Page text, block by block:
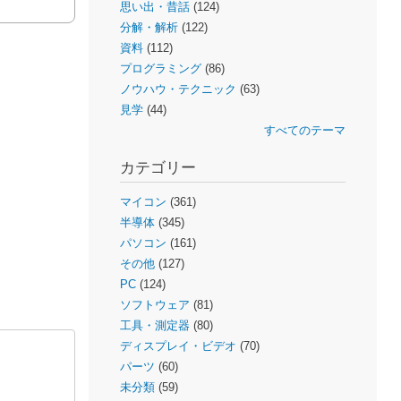
思い出・昔話(124)
分解・解析(122)
資料(112)
プログラミング(86)
ノウハウ・テクニック (63)
見学(44)
すべてのテーマ
カテゴリー
マイコン (361)
半導体(345)
パソコン (161)
その他(127)
PC(124)
ソフトウェア (81)
工具・測定器(80)
ディスプレイ・ビデオ (70)
パーツ (60)
未分類(59)